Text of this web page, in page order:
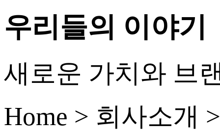
우리들의 이야기
새로운 가치와 브
Home > 회사소개